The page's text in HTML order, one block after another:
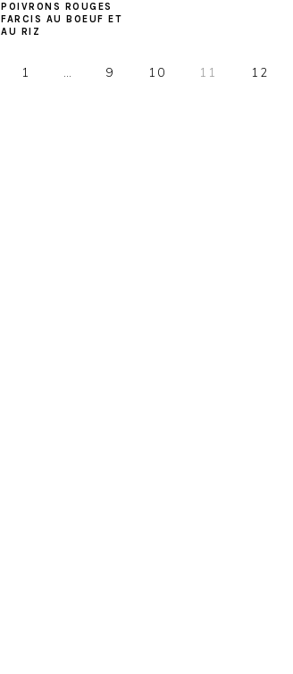
POIVRONS ROUGES
FARCIS AU BOEUF ET
AU RIZ
PAGE
1 PAGE
9 PAGE
10 PAGE
11 PAGE
12